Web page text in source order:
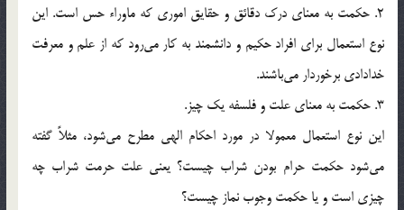
2. حكمت به معناي درك دقائق و حقايق اموري كه ماوراء حس است. اين
نوع استعمال براي افراد حكيم و دانشمند به كار مي‌رود كه از علم و معرفت
خدادادي برخوردار مي‌باشند.
3. حكمت به معناي علت و فلسفه يك چيز.
اين نوع استعمال معمولا در مورد احكام الهي مطرح مي‌شود، مثلاً گفته
مي‌شود حكمت حرام بودن شراب چيست؟ يعني علت حرمت شراب چه
چيزي است و يا حكمت وجوب نماز چيست؟